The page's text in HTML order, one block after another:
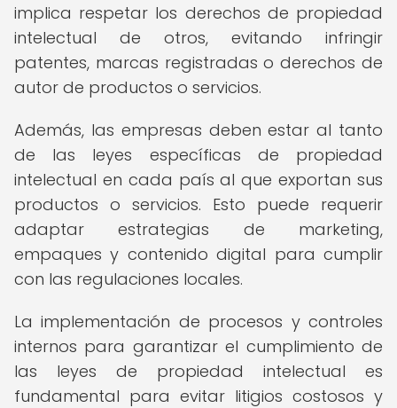
implica respetar los derechos de propiedad
intelectual de otros, evitando infringir
patentes, marcas registradas o derechos de
autor de productos o servicios.
Además, las empresas deben estar al tanto
de las leyes específicas de propiedad
intelectual en cada país al que exportan sus
productos o servicios. Esto puede requerir
adaptar estrategias de marketing,
empaques y contenido digital para cumplir
con las regulaciones locales.
La implementación de procesos y controles
internos para garantizar el cumplimiento de
las leyes de propiedad intelectual es
fundamental para evitar litigios costosos y